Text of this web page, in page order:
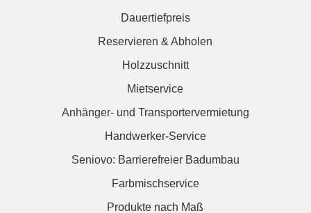
Dauertiefpreis
Reservieren & Abholen
Holzzuschnitt
Mietservice
Anhänger- und Transportervermietung
Handwerker-Service
Seniovo: Barrierefreier Badumbau
Farbmischservice
Produkte nach Maß